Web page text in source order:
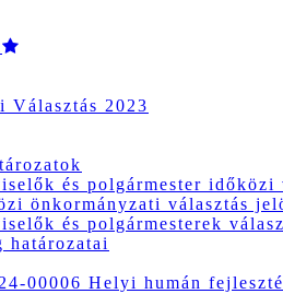
Választás 2023
és polgármester időközi
önkormányzati választás
és polgármesterek
határozatai
00006 Helyi humán